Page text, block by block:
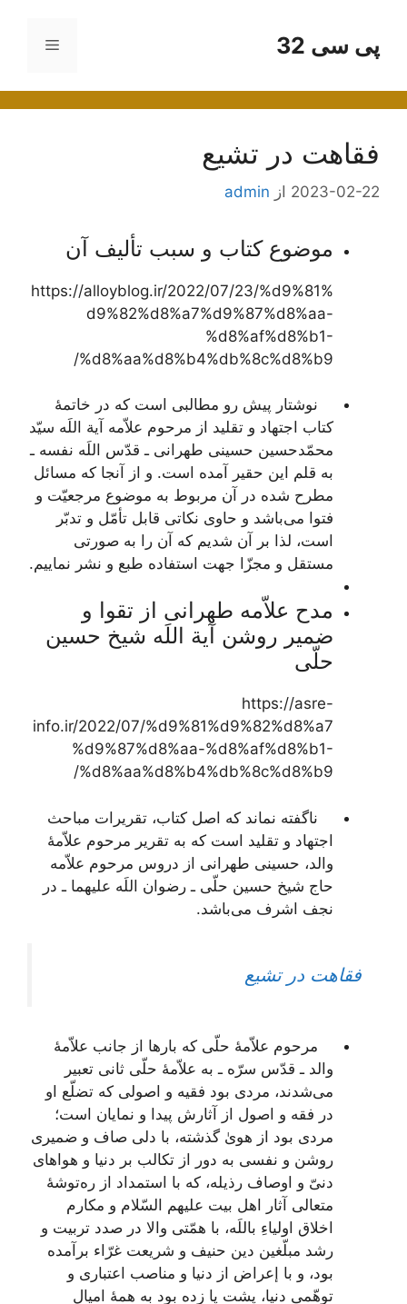
پی سی 32 فهرست
فقاهت در تشیع
2023-02-22 ازadmin
موضوع کتاب و سبب تألیف آن
https://alloyblog.ir/2022/07/23/%d9%81%
d9%82%d8%a7%d9%87%d8%aa-
%d8%af%d8%b1-
%d8%aa%d8%b4%db%8c%d8%b9/
نوشتار پیش رو مطالبی است که در خاتمۀ
کتاباجتهاد و تقلیداز مرحوم علاّمه آیة اللَه سیّد
محمّدحسین حسینی طهرانی ـ قدّس اللَه نفسه ـ
به قلم این حقیر آمده است. و از آنجا که مسائل
مطرح شده در آن مربوط به موضوع مرجعیّت و
فتوا می‌باشد و حاوی نکاتی قابل تأمّل و تدبّر
است، لذا بر آن شدیم که آن را به صورتی
مستقل و مجزّا جهت استفاده طبع و نشر نماییم.
مدح علاّمه طهرانی از تقوا و
ضمیر روشن آیة اللَه شیخ حسین
حلّی
https://asre-
info.ir/2022/07/%d9%81%d9%82%d8%a7
%d9%87%d8%aa-%d8%af%d8%b1-
%d8%aa%d8%b4%db%8c%d8%b9/
ناگفته نماند که اصل کتاب، تقریرات مباحث
اجتهاد و تقلید است که به تقریر مرحوم علاّمۀ
والد، حسینی طهرانی از دروس مرحوم علاّمه
حاج شیخ حسین حلّی ـ رضوان اللَه علیهما ـ در
نجف اشرف می‌باشد.
فقاهت در تشیع
مرحوم علاّمۀ حلّی که بارها از جانب علاّمۀ
والد ـ قدّس سرّه ـ به علاّمۀ حلّی ثانی تعبیر
می‌شدند، مردی بود فقیه و اصولی که تضلّع او
در فقه و اصول از آثارش پیدا و نمایان است؛
مردی بود از هویٰ گذشته، با دلی صاف و ضمیری
روشن و نفسی به دور از تکالب بر دنیا و هواهای
دنیّ و اوصاف رذیله، که با استمداد از ره‌توشۀ
متعالی آثار اهل بیت علیهم السّلام و مکارم
اخلاق اولیا ءِباللَه، با همّتی والا در صدد تربیت و
رشد مبلّغین دین حنیف و شریعت غرّاء برآمده
بود، و با إعراض از دنیا و مناصب اعتباری و
توهّمی دنیا، پشت پا زده بود به همۀ امیال